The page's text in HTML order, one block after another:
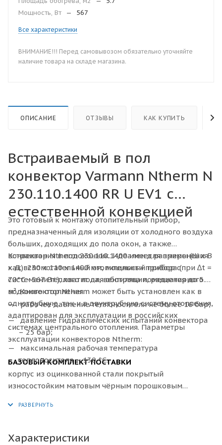
Мощность, Вт
— 567
Все характеристики
ВНИМАНИЕ!!! Перед самовывозом обязательно уточняйте
наличие товара на складе магазина.
ОПИСАНИЕ ОТЗЫВЫ КАК КУПИТЬ
Встраиваемый в пол
конвектор Varmann Ntherm N
230.110.1400 RR U EV1 с
естественной конвекцией
Это готовый к монтажу отопительный прибор,
предназначенный для изоляции от холодного воздуха
больших, доходящих до пола окон, а также
встраивания в подоконник. Идеален для применения
как вспомогательный отопительный прибор с
системами тёплого пола, вентиляции, радиаторного
водяного отопления.
Конвектор Ntherm 230.110.1400 имеет размеры (Ш x В
x Д): 230 х 110 х 1400 мм, мощности прибора (при ∆t =
70°C - 567 Вт.), хватит для обогрева помещения до 5.7
м². Конвектор Ntherm может быть установлен как в
однотрубную, так и в двухтрубную систему отопления,
адаптирован для эксплуатации в российских
системах центрального отопления. Параметры
эксплуатации конвекторов Ntherm:
рабочее давление теплоносителя не более 16 бар;
давление гидравлических испытаний конвектора
– 25 бар;
максимальная рабочая температура
теплоносителя – 130 °С.
БАЗОВЫЙ КОМПЛЕКТ ПОСТАВКИ
корпус из оцинкованной стали покрытый
износостойким матовым чёрным порошковым
декоративная рамка по периметру корпуса из
выполненная в цвет решетки, с черной полосой из
Характеристики